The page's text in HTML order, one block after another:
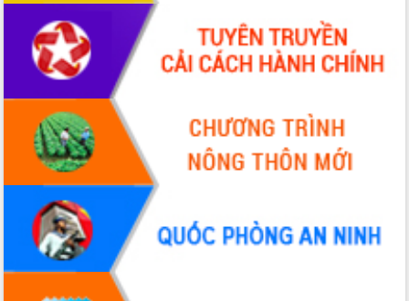
Khởi động Dự án Đầu tư xây dựng hạ
tầng kỹ thuật Cụm công nghiệp Tân
Tiến
Gặp mặt các cơ quan báo chí nhân Kỷ
niệm 101 năm Ngày Báo chí Cách
mạng Việt Nam
Đắk Lắk sơ kết 4 năm triển khai thực
hiện Đề án 06 của Chính phủ
Họp báo thông tin về Hội nghị Công bố
Quy hoạch và Xúc tiến đầu tư tỉnh Đắk
Khơi thông điểm nghẽn, đẩy nhanh
giải ngân vốn khắc phục thiên tai
HĐND tỉnh thông qua điều chỉnh Quy
hoạch tỉnh thời kỳ 2021-2030